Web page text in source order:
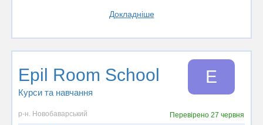
Докладніше
Epil Room School
Курси та навчання
E
р-н. Новобаварський Перевірено27 червня